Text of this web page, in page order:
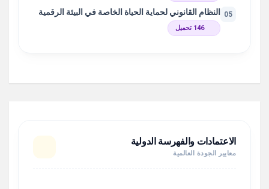
05 النظام القانوني لحماية الحياة الخاصة في البيئة الرقمية
146 تحميل
الاعتمادات والفهرسة الدولية
معايير الجودة العالمية